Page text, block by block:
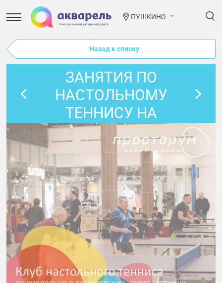
ПУШКИНО
Назад к списку
ЗАНЯТИЯ ПО
НАСТОЛЬНОМУ
ТЕННИСУ НА
СЕНТЯБРЬ